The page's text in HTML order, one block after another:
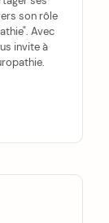
son rôle
Avec
invite à